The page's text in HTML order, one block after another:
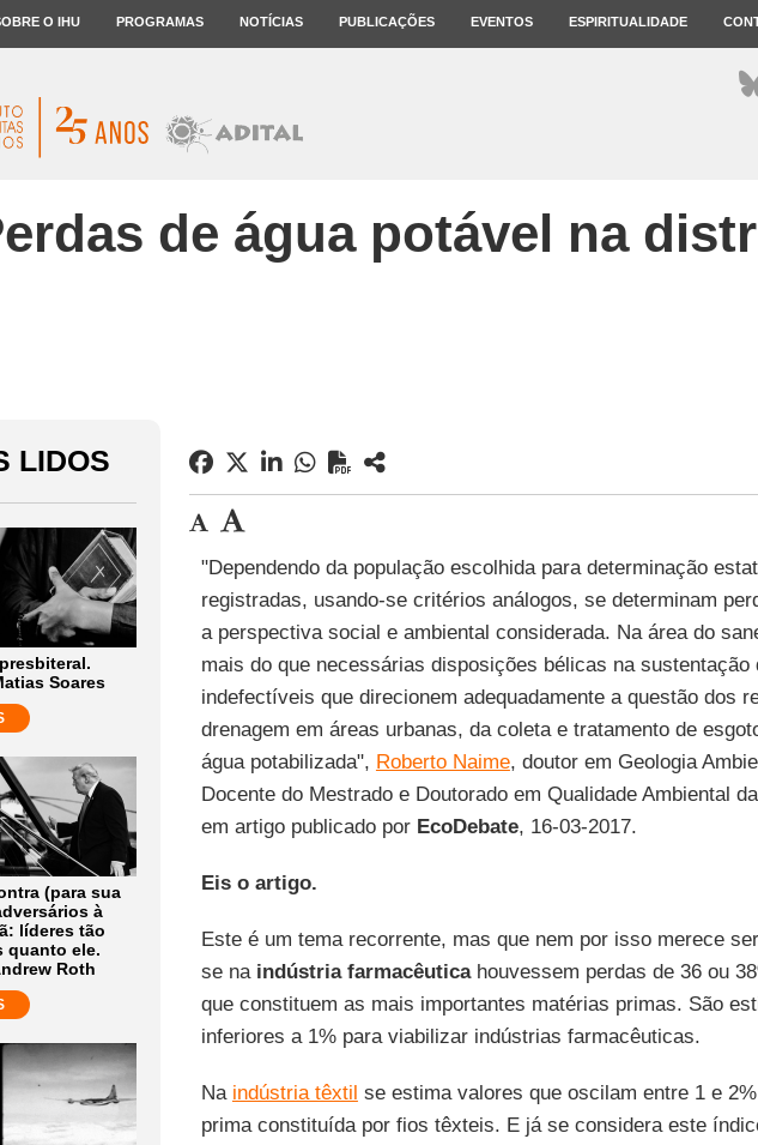
O IHU PROGRAMAS NOTÍCIAS PUBLICAÇÕES EVENTOS ESPIRITUALIDADE
de água potável na
LIDOS
Soares
(para sua
à
líderes tão
quanto ele.
Roth
"Dependendo da população escolhida para determinação
registradas, usando-se critérios análogos, se determinam
a perspectiva social e ambiental considerada. Na área do
mais do que necessárias disposições bélicas na sustentação
indefectíveis que direcionem adequadamente a questão dos
drenagem em áreas urbanas, da coleta e tratamento de
água potabilizada", Roberto Naime, doutor em Geologia
Docente do Mestrado e Doutorado em Qualidade Ambiental
em artigo publicado por EcoDebate, 16-03-2017.
Eis o artigo.
Este é um tema recorrente, mas que nem por isso merece
se na indústria farmacêuticahouvessem perdas de 36 ou
que constituem as mais importantes matérias primas. São
inferiores a 1% para viabilizar indústrias farmacêuticas.
Na indústria têxtil se estima valores que oscilam entre 1 e
prima constituída por fios têxteis. E já se considera este